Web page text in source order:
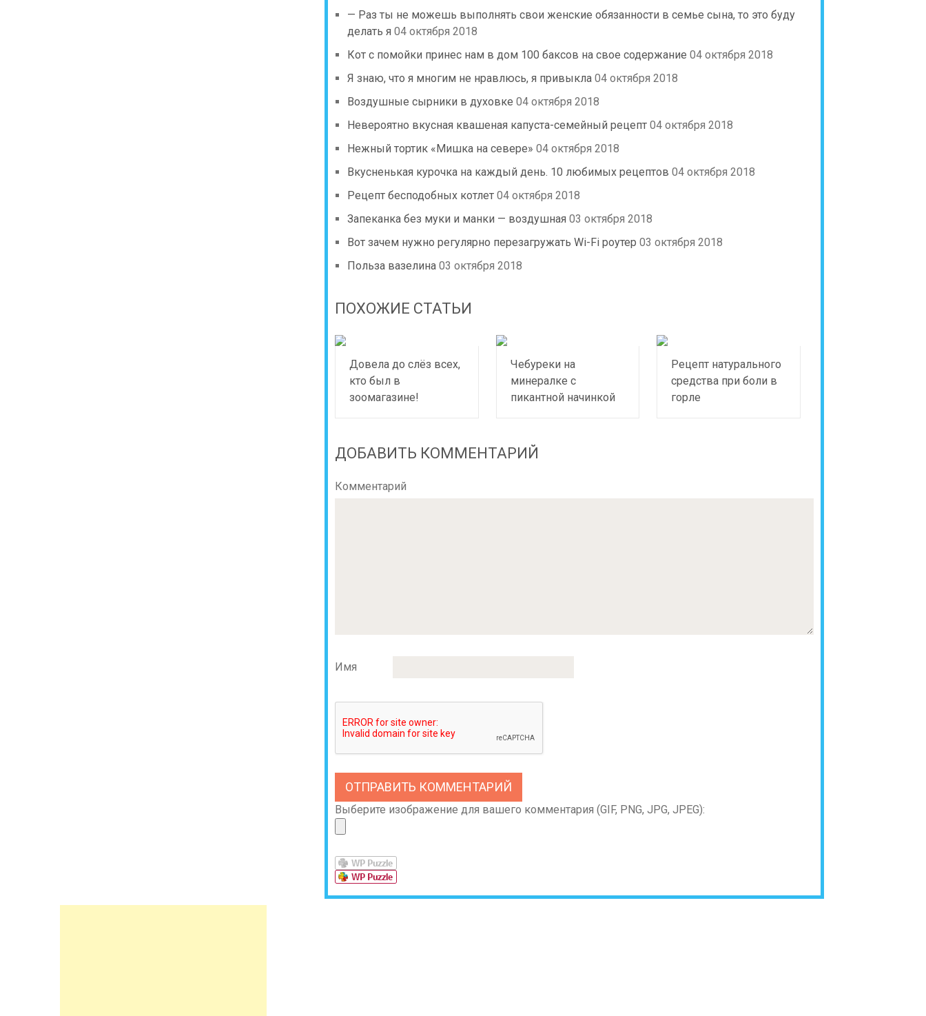
— Раз ты не можешь выполнять свои женские обязанности в семье сына, то это буду
делать я 04 октября 2018
Кот с помойки принес нам в дом 100 баксов на свое содержание 04 октября 2018
Я знаю, что я многим не нравлюсь, я привыкла 04 октября 2018
Воздушные сырники в духовке 04 октября 2018
Невероятно вкусная квашеная капуста-семейный рецепт 04 октября 2018
Нежный тортик «Мишка на севере» 04 октября 2018
Вкусненькая курочка на каждый день. 10 любимых рецептов 04 октября 2018
Рецепт бесподобных котлет 04 октября 2018
Запекaнка без муки и манки — воздушная 03 октября 2018
Вот зачем нужно регулярно перезагружать Wi-Fi роутер 03 октября 2018
Польза вазелина 03 октября 2018
ПОХОЖИЕ СТАТЬИ
Довела до слёз всех,
кто был в
зоомагазине!
Чебуреки на
минералке с
пикантной начинкой
Рецепт натурального
средства при боли в
горле
ДОБАВИТЬ КОММЕНТАРИЙ
Комментарий
Имя
Выберите изображение для вашего комментария (GIF, PNG, JPG, JPEG):